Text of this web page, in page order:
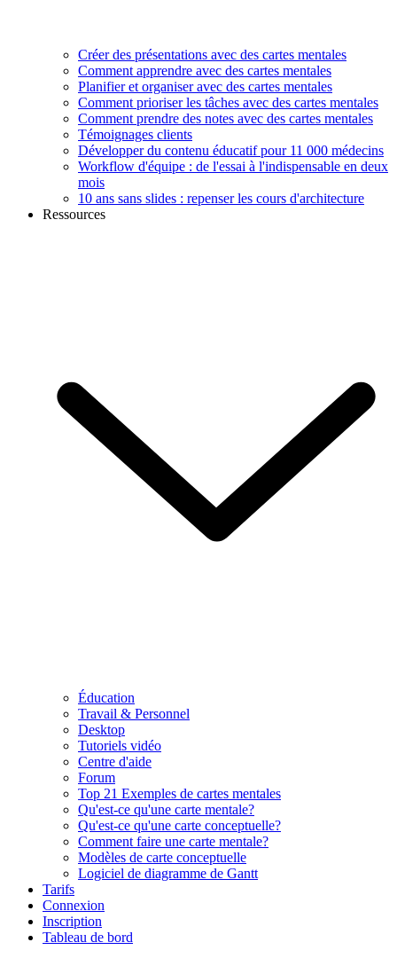
Créer des présentations avec des cartes mentales
Comment apprendre avec des cartes mentales
Planifier et organiser avec des cartes mentales
Comment prioriser les tâches avec des cartes mentales
Comment prendre des notes avec des cartes mentales
Témoignages clients
Développer du contenu éducatif pour 11 000 médecins
Workflow d'équipe : de l'essai à l'indispensable en deux
mois
10 ans sans slides : repenser les cours d'architecture
Ressources
Éducation
Travail & Personnel
Desktop
Tutoriels vidéo
Centre d'aide
Forum
Top 21 Exemples de cartes mentales
Qu'est-ce qu'une carte mentale?
Qu'est-ce qu'une carte conceptuelle?
Comment faire une carte mentale?
Modèles de carte conceptuelle
Logiciel de diagramme de Gantt
Tarifs
Connexion
Inscription
Tableau de bord